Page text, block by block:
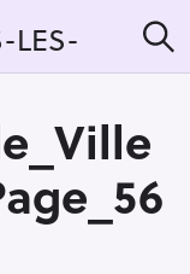
LES-
e
h
e